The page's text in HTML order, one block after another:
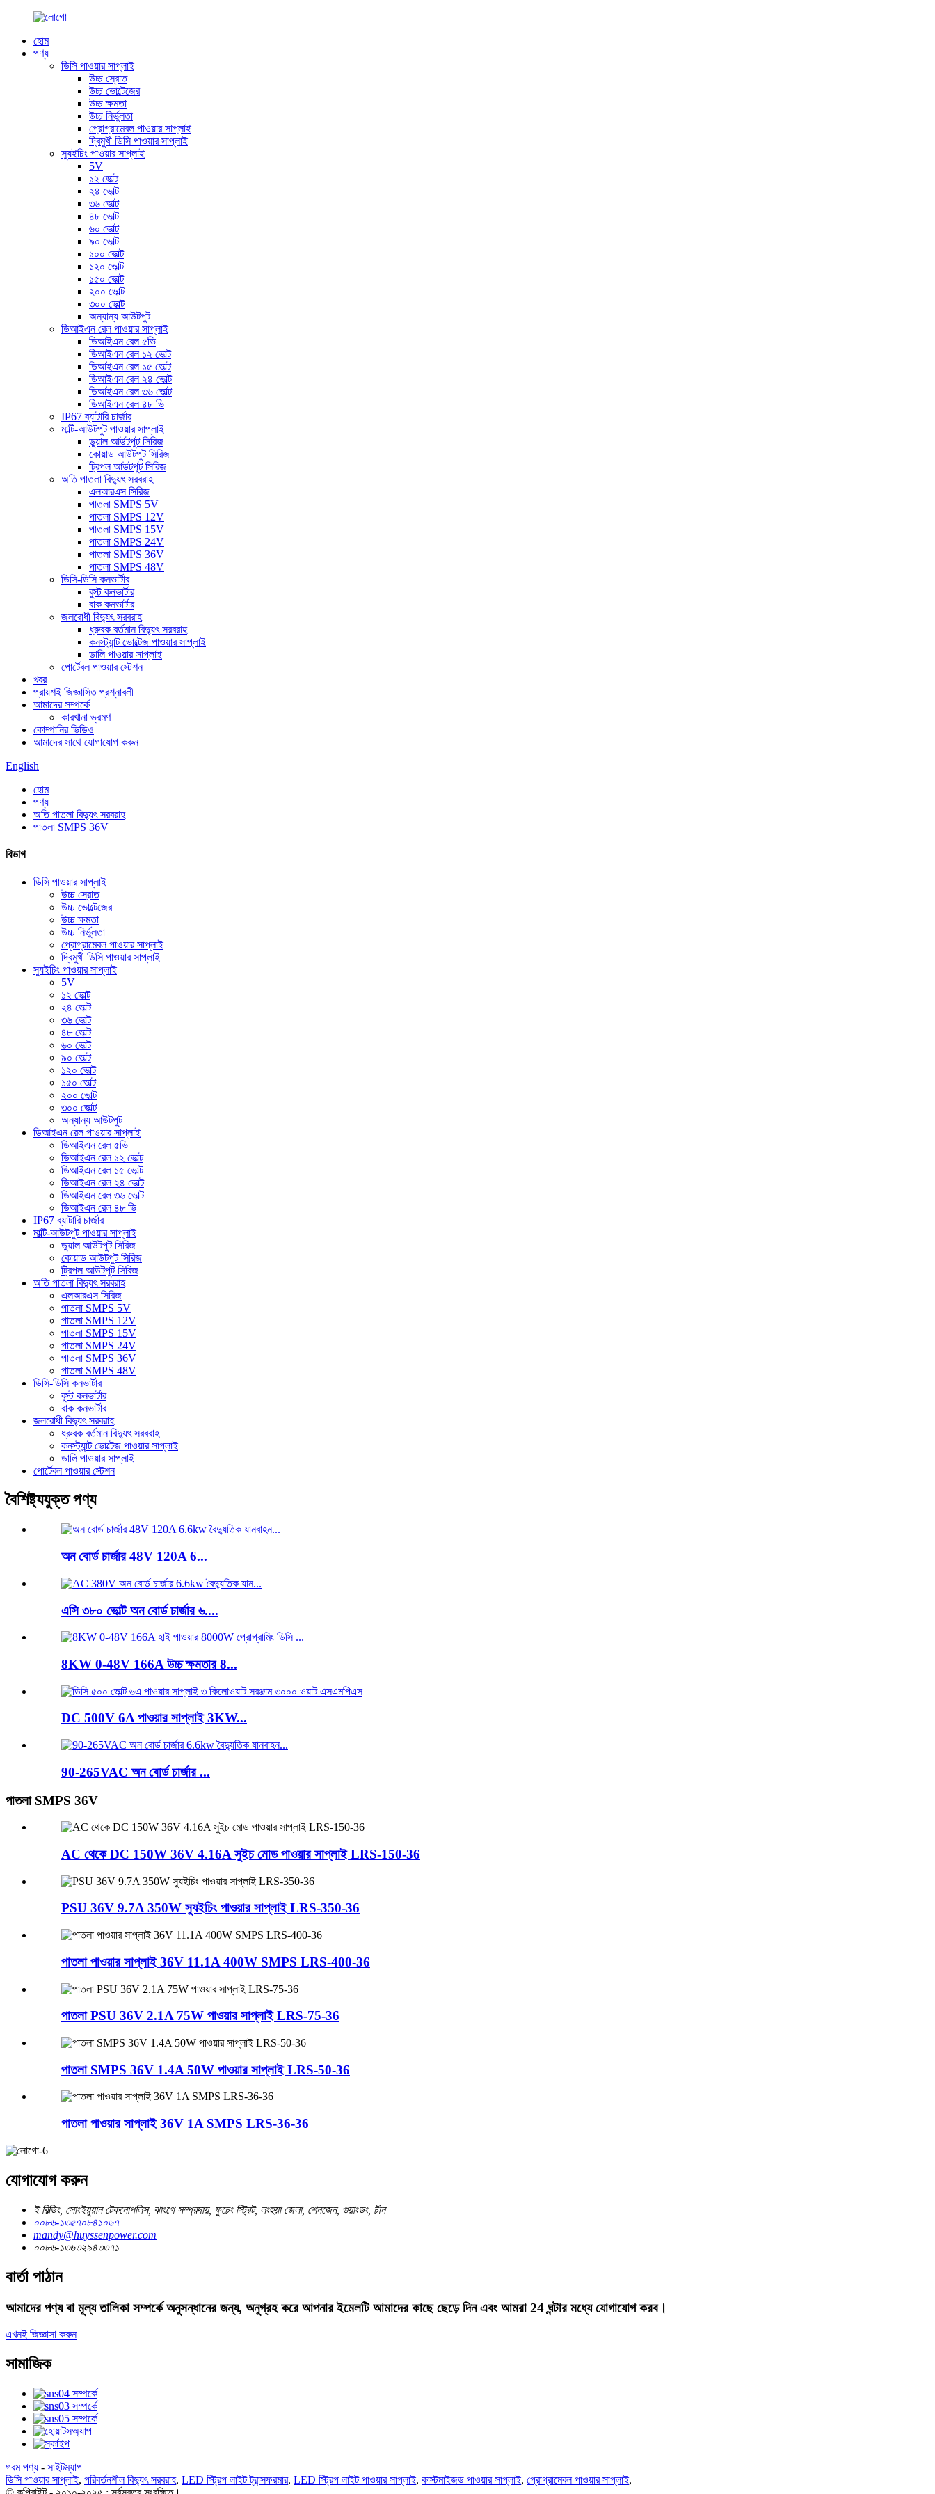
হোম
পণ্য
ডিসি পাওয়ার সাপ্লাই
উচ্চ স্রোত
উচ্চ ভোল্টেজের
উচ্চ ক্ষমতা
উচ্চ নির্ভুলতা
প্রোগ্রামেবল পাওয়ার সাপ্লাই
দ্বিমুখী ডিসি পাওয়ার সাপ্লাই
স্যুইচিং পাওয়ার সাপ্লাই
5V
১২ ভোল্ট
২৪ ভোল্ট
৩৬ ভোল্ট
৪৮ ভোল্ট
৬০ ভোল্ট
৯০ ভোল্ট
১০০ ভোল্ট
১২০ ভোল্ট
১৫০ ভোল্ট
২০০ ভোল্ট
৩০০ ভোল্ট
অন্যান্য আউটপুট
ডিআইএন রেল পাওয়ার সাপ্লাই
ডিআইএন রেল ৫ভি
ডিআইএন রেল ১২ ভোল্ট
ডিআইএন রেল ১৫ ভোল্ট
ডিআইএন রেল ২৪ ভোল্ট
ডিআইএন রেল ৩৬ ভোল্ট
ডিআইএন রেল ৪৮ ভি
IP67 ব্যাটারি চার্জার
মাল্টি-আউটপুট পাওয়ার সাপ্লাই
ডুয়াল আউটপুট সিরিজ
কোয়াড আউটপুট সিরিজ
ট্রিপল আউটপুট সিরিজ
অতি পাতলা বিদ্যুৎ সরবরাহ
এলআরএস সিরিজ
পাতলা SMPS 5V
পাতলা SMPS 12V
পাতলা SMPS 15V
পাতলা SMPS 24V
পাতলা SMPS 36V
পাতলা SMPS 48V
ডিসি-ডিসি কনভার্টার
বুস্ট কনভার্টার
বাক কনভার্টার
জলরোধী বিদ্যুৎ সরবরাহ
ধ্রুবক বর্তমান বিদ্যুৎ সরবরাহ
কনস্ট্যান্ট ভোল্টেজ পাওয়ার সাপ্লাই
ডালি পাওয়ার সাপ্লাই
পোর্টেবল পাওয়ার স্টেশন
খবর
প্রায়শই জিজ্ঞাসিত প্রশ্নাবলী
আমাদের সম্পর্কে
কারখানা ভ্রমণ
কোম্পানির ভিডিও
আমাদের সাথে যোগাযোগ করুন
English
হোম
পণ্য
অতি পাতলা বিদ্যুৎ সরবরাহ
পাতলা SMPS 36V
বিভাগ
ডিসি পাওয়ার সাপ্লাই
উচ্চ স্রোত
উচ্চ ভোল্টেজের
উচ্চ ক্ষমতা
উচ্চ নির্ভুলতা
প্রোগ্রামেবল পাওয়ার সাপ্লাই
দ্বিমুখী ডিসি পাওয়ার সাপ্লাই
স্যুইচিং পাওয়ার সাপ্লাই
5V
১২ ভোল্ট
২৪ ভোল্ট
৩৬ ভোল্ট
৪৮ ভোল্ট
৬০ ভোল্ট
৯০ ভোল্ট
১২০ ভোল্ট
১৫০ ভোল্ট
২০০ ভোল্ট
৩০০ ভোল্ট
অন্যান্য আউটপুট
ডিআইএন রেল পাওয়ার সাপ্লাই
ডিআইএন রেল ৫ভি
ডিআইএন রেল ১২ ভোল্ট
ডিআইএন রেল ১৫ ভোল্ট
ডিআইএন রেল ২৪ ভোল্ট
ডিআইএন রেল ৩৬ ভোল্ট
ডিআইএন রেল ৪৮ ভি
IP67 ব্যাটারি চার্জার
মাল্টি-আউটপুট পাওয়ার সাপ্লাই
ডুয়াল আউটপুট সিরিজ
কোয়াড আউটপুট সিরিজ
ট্রিপল আউটপুট সিরিজ
অতি পাতলা বিদ্যুৎ সরবরাহ
এলআরএস সিরিজ
পাতলা SMPS 5V
পাতলা SMPS 12V
পাতলা SMPS 15V
পাতলা SMPS 24V
পাতলা SMPS 36V
পাতলা SMPS 48V
ডিসি-ডিসি কনভার্টার
বুস্ট কনভার্টার
বাক কনভার্টার
জলরোধী বিদ্যুৎ সরবরাহ
ধ্রুবক বর্তমান বিদ্যুৎ সরবরাহ
কনস্ট্যান্ট ভোল্টেজ পাওয়ার সাপ্লাই
ডালি পাওয়ার সাপ্লাই
পোর্টেবল পাওয়ার স্টেশন
বৈশিষ্ট্যযুক্ত পণ্য
অন ​​বোর্ড চার্জার 48V 120A 6...
এসি ৩৮০ ভোল্ট অন বোর্ড চার্জার ৬....
8KW 0-48V 166A উচ্চ ক্ষমতার 8...
DC 500V 6A পাওয়ার সাপ্লাই 3KW...
90-265VAC অন বোর্ড চার্জার ...
পাতলা SMPS 36V
AC থেকে DC 150W 36V 4.16A সুইচ মোড পাওয়ার সাপ্লাই LRS-150-36
PSU 36V 9.7A 350W স্যুইচিং পাওয়ার সাপ্লাই LRS-350-36
পাতলা পাওয়ার সাপ্লাই 36V 11.1A 400W SMPS LRS-400-36
পাতলা PSU 36V 2.1A 75W পাওয়ার সাপ্লাই LRS-75-36
পাতলা SMPS 36V 1.4A 50W পাওয়ার সাপ্লাই LRS-50-36
পাতলা পাওয়ার সাপ্লাই 36V 1A SMPS LRS-36-36
যোগাযোগ করুন
ই বিল্ডিং, সোংইয়ুয়ান টেকনোপলিস, ঝাংগে সম্প্রদায়, ফুচেং স্ট্রিট, লংহুয়া জেলা, শেনজেন, গুয়াংডং, চীন
০০৮৬-১৩৫৭০৮৪১০৬৭
mandy@huyssenpower.com
০০৮৬-১৩৬৩২৯৪৩৩৭১
বার্তা পাঠান
আমাদের পণ্য বা মূল্য তালিকা সম্পর্কে অনুসন্ধানের জন্য, অনুগ্রহ করে আপনার ইমেলটি আমাদের কাছে ছেড়ে দিন এবং আমরা 24 ঘন্টার মধ্যে যোগাযোগ করব।
এখনই জিজ্ঞাসা করুন
সামাজিক
গরম পণ্য - সাইটম্যাপ
ডিসি পাওয়ার সাপ্লাই, পরিবর্তনশীল বিদ্যুৎ সরবরাহ, LED স্ট্রিপ লাইট ট্রান্সফরমার, LED স্ট্রিপ লাইট পাওয়ার সাপ্লাই, কাস্টমাইজড পাওয়ার সাপ্লাই, প্রোগ্রামেবল পাওয়ার সাপ্লাই,